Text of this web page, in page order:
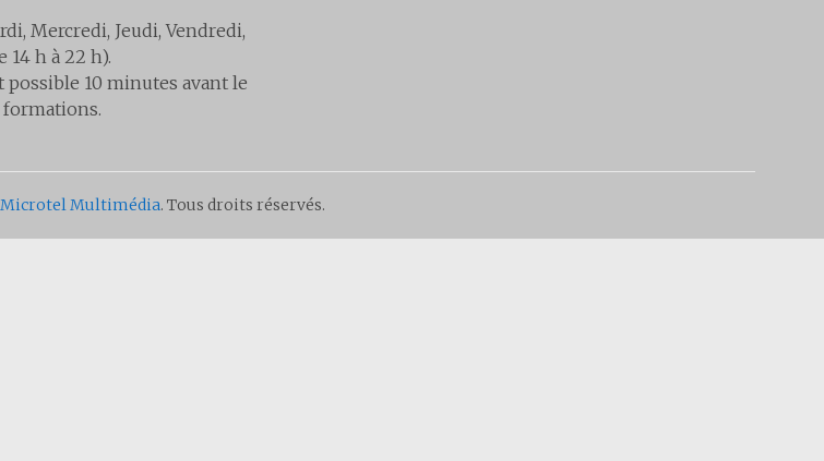
Mercredi, Jeudi, Vendredi,
14 h à 22 h).
possible 10 minutes avant le
formations.
Microtel Multimédia. Tous droits réservés.